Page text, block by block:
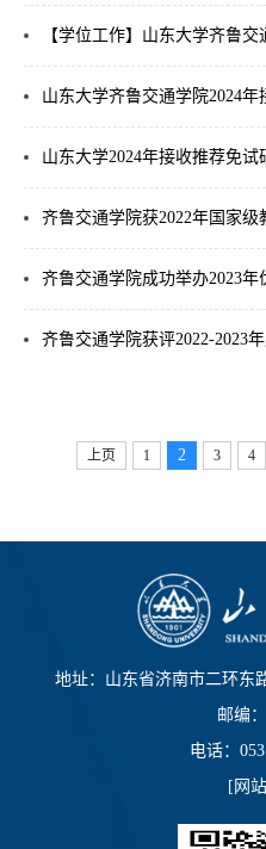
上页 1 2 3 4
地址：山东省济南市二环东
邮编
电话：
[ 网